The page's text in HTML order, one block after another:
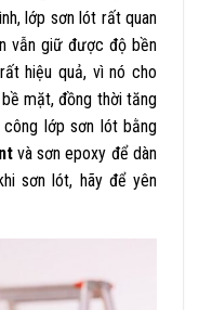
lớp sơn lót rất quan
vẫn giữ được độ bền
hiệu quả, vì nó cho
mặt, đồng thời tăng
lớp sơn lót bằng
và sơn epoxy để dàn
sơn lót, hãy để yên